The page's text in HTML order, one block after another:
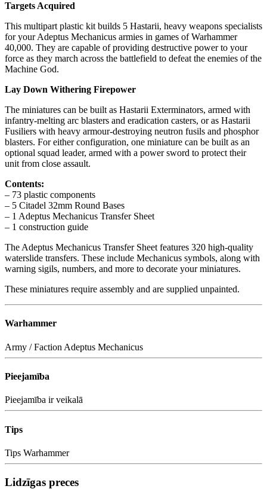
Targets Acquired
This multipart plastic kit builds 5 Hastarii, heavy weapons specialists
for your Adeptus Mechanicus armies in games of Warhammer
40,000. They are capable of providing destructive power to your
force as they march across the battlefield to defeat the enemies of the
Machine God.
Lay Down Withering Firepower
The miniatures can be built as Hastarii Exterminators, armed with
infantry-melting arc blasters and eradication casters, or as Hastarii
Fusiliers with heavy armour-destroying neutron fusils and phosphor
blasters. For either configuration, one miniature can be built as an
optional squad leader, armed with a power sword to protect their
unit from close assault.
Contents:
– 73 plastic components
– 5 Citadel 32mm Round Bases
– 1 Adeptus Mechanicus Transfer Sheet
– 1 construction guide
The Adeptus Mechanicus Transfer Sheet features 320 high-quality
waterslide transfers. These include Mechanicus symbols, along with
warning sigils, numbers, and more to decorate your miniatures.
These miniatures require assembly and are supplied unpainted.
Warhammer
Army / Faction Adeptus Mechanicus
Pieejamība
Pieejamība ir veikalā
Tips
Tips Warhammer
Lidzīgas preces